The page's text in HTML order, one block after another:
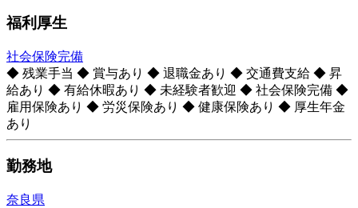
福利厚生
社会保険完備
◆ 残業手当 ◆ 賞与あり ◆ 退職金あり ◆ 交通費支給 ◆ 昇
給あり ◆ 有給休暇あり ◆ 未経験者歓迎 ◆ 社会保険完備 ◆
雇用保険あり ◆ 労災保険あり ◆ 健康保険あり ◆ 厚生年金
あり
勤務地
奈良県